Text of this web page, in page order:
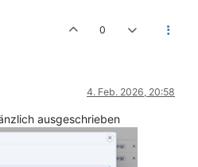
0
4. Feb. 2026, 20:58
ausgeschrieben